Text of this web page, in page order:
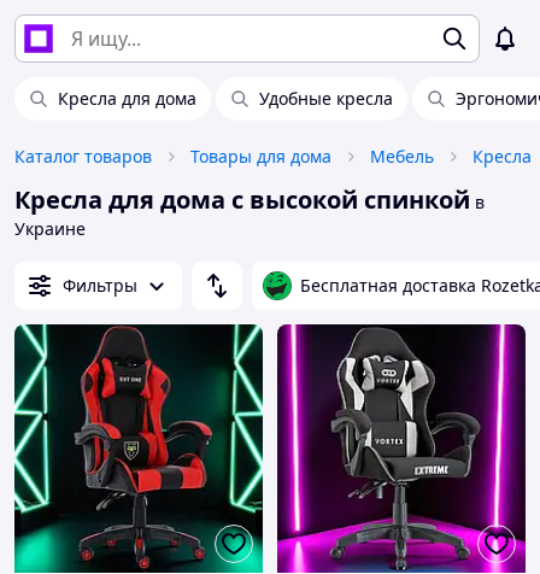
Кресла для дома Удобные кресла
Каталог товаров Товары для дома Мебель Кресла
Кресла для дома с высокой спинкой в
Украине
Фильтры Бесплатная доставка